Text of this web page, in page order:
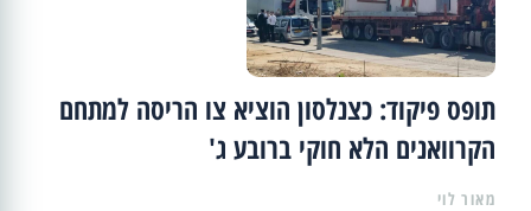
תופס פיקוד: כצנלסון הוציא צו הריסה למתחם
הקרוואנים הלא חוקי ברובע ג'
מאור לוי